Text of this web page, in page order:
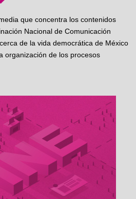
que concentra los contenidos
Nacional de Comunicación
de la vida democrática de México
organización de los procesos